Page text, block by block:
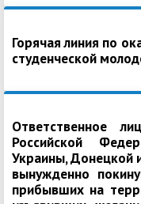
Горячая линия по
студенческой
Ответственное
Российской
Украины, Донецкой
вынужденно
прибывших на